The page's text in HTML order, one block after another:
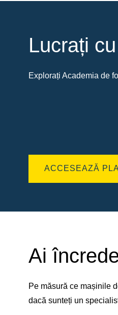
Lucrați
Explorați Academia de
ACCESEAZĂ
Ai
Pe măsură ce mașinile
dacă sunteți un